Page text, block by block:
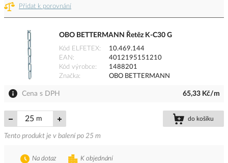
Přidat k porovnání
OBO BETTERMANN Řetěz K-C30 G
Kód ELFETEX
10.469.144
EAN
4012195151210
Kód výrobce
1488201
Značka
OBO BETTERMANN
Cena s DPH 65,33 Kč/m
m do košíku
Tento produkt je v balení po 25 m
K objednání
Na dotaz